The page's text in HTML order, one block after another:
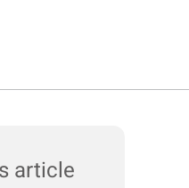
article